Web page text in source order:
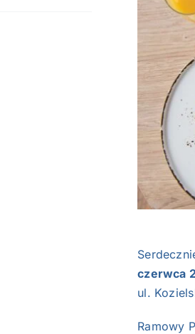
czerwca
ul.
Ramowy